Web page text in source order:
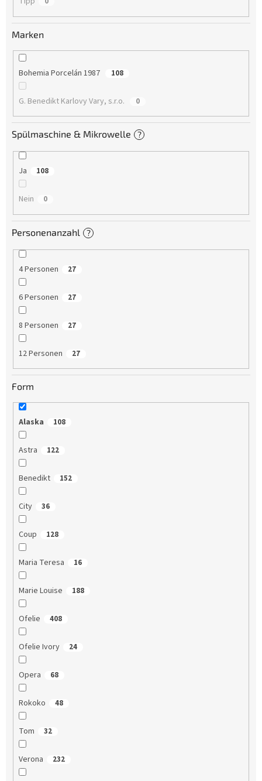
Marken
Bohemia Porcelán 1987 108
G. Benedikt Karlovy Vary, s.r.o. 0
Spülmaschine & Mikrowelle ?
Ja 108
Nein 0
Personenanzahl ?
4 Personen 27
6 Personen 27
8 Personen 27
12 Personen 27
Form
Alaska 108
Astra 122
Benedikt 152
City 36
Coup 128
Maria Teresa 16
Marie Louise 188
Ofelie 408
Ofelie Ivory 24
Opera 68
Rokoko 48
Tom 32
Verona 232